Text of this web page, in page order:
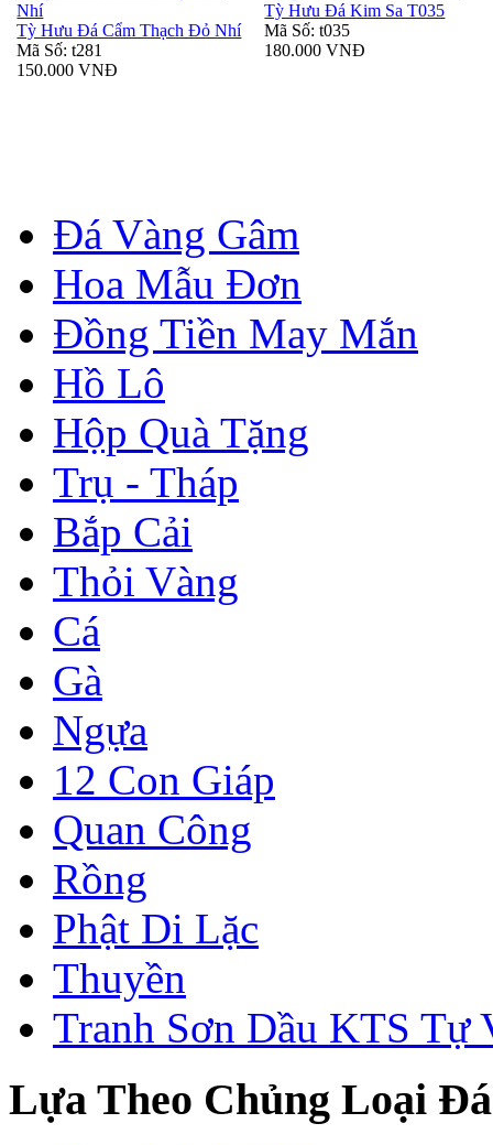
Tỳ Hưu Đá Cẩm Thạch Đỏ Nhí
Mã Số: t281
150.000 VNĐ
Tỳ Hưu Đá Kim Sa T035
Mã Số: t035
180.000 VNĐ
Đá Vàng Gâm
Hoa Mẫu Đơn
Đồng Tiền May Mắn
Hồ Lô
Hộp Quà Tặng
Trụ - Tháp
Bắp Cải
Thỏi Vàng
Cá
Gà
Ngựa
12 Con Giáp
Quan Công
Rồng
Phật Di Lặc
Thuyền
Tranh Sơn Dầu KTS Tự
Lựa Theo Chủng Loại Đá